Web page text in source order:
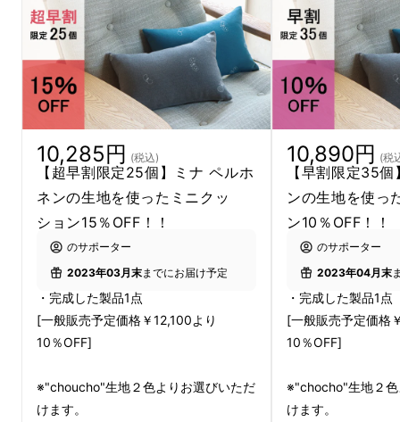
と思います。
今回はそんな日本の生活スタイルに合わせた長
座布団にミナ ペルホネンの“tambourine”(タ
ンバリン)生地を使い、現代のインテリアやお
テムになっています！
何個あっても困らない、使い
やすいサイズのミニクッショ
ン！！
10,285円 (税込)
【超早割限定25個】ミナ ペルホ
ネンの生地を使ったミニクッ
ション15％OFF！！
のサポーター
2023年03月末までにお届け予定
・完成した製品1点
[一般販売予定価格￥12,100より
10％OFF]
※"choucho"生地２色よりお選びいただ
けます。
10,890円 (税
【早割限定35
ンの生地を使っ
ン10％OFF！！
のサポーター
2023年04月末
・完成した製品1点
[一般販売予定価格
10％OFF]
※"chocho"生地２
けます。